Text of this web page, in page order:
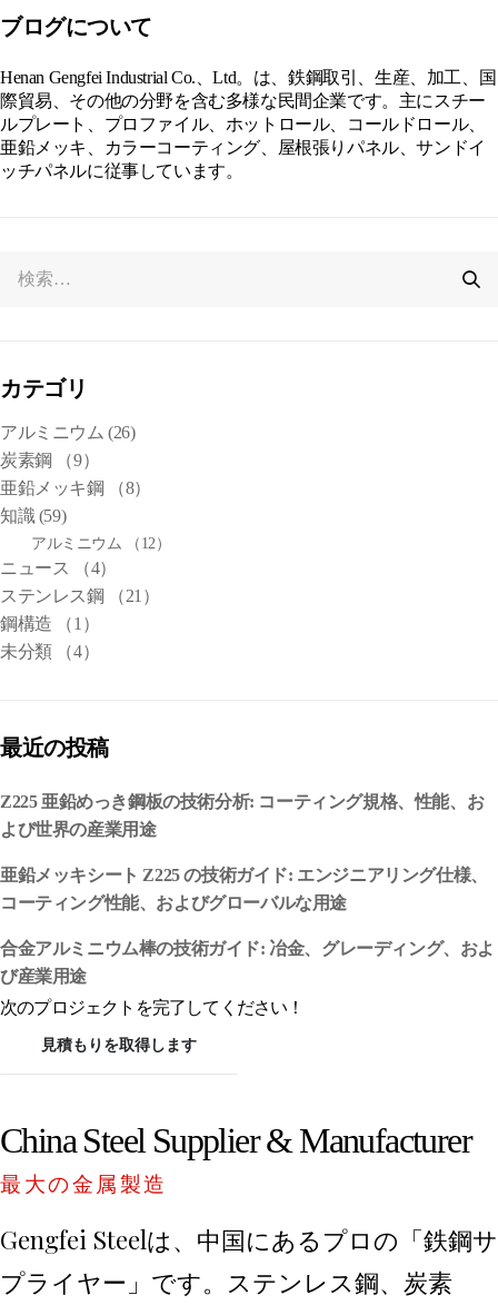
ブログについて
Henan Gengfei Industrial Co.、Ltd。は、鉄鋼取引、生産、加工、国
際貿易、その他の分野を含む多様な民間企業です。主にスチー
ルプレート、プロファイル、ホットロール、コールドロール、
亜鉛メッキ、カラーコーティング、屋根張りパネル、サンドイ
ッチパネルに従事しています。
カテゴリ
アルミニウム (26)
炭素鋼
（9）
亜鉛メッキ鋼 （8）
知識(59)
アルミニウム （12）
ニュース
（4）
ステンレス鋼 （21）
鋼構造 （1）
未分類（4）
最近の投稿
Z225 亜鉛めっき鋼板の技術分析: コーティング規格、性能、お
よび世界の産業用途
亜鉛メッキシート Z225 の技術ガイド: エンジニアリング仕様、
コーティング性能、およびグローバルな用途
合金アルミニウム棒の技術ガイド: 冶金、グレーディング、およ
び産業用途
次のプロジェクトを完了してください！
見積もりを取得します
China Steel Supplier & Manufacturer
最大の金属製造
Gengfei Steelは、中国にあるプロの「鉄鋼サ
プライヤー」です。ステンレス鋼、炭素